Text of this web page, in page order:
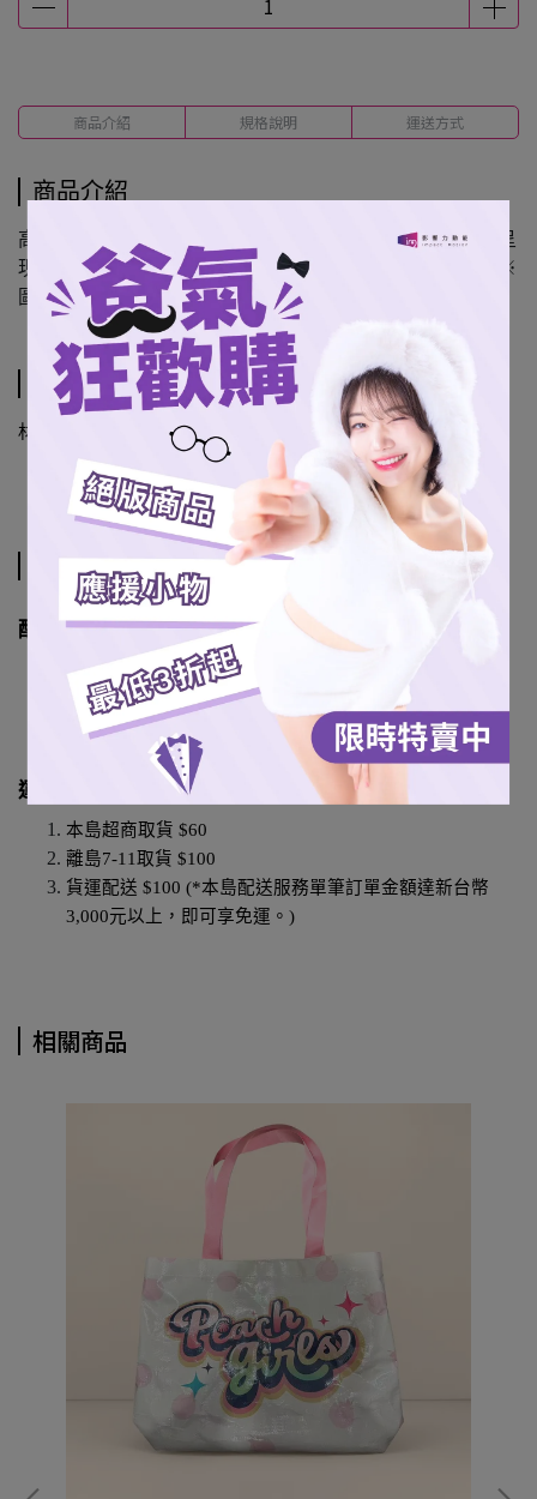
商品介紹 規格說明 運送方式
商品介紹
高質感壓克力製作，女孩們身著活力的排球衣造型，清晰呈
現甜美身影。放在桌上，隨時感受她們的元氣與熱情！（※
圖片僅為單一款式示意圖）
規格說明
材質：壓克力
運送方式
配送方式
7-11超商取貨
全家超商取貨 (僅限本島)
宅配通 (僅限本島)
運費說明
本島超商取貨 $60
離島7-11取貨 $100
貨運配送 $100 (*本島配送服務單筆訂單金額達新台幣
3,000元以上，即可享免運。)
相關商品